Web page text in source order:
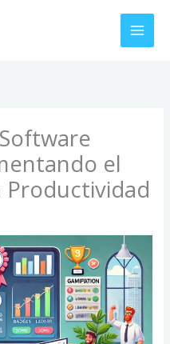
el
Productividad